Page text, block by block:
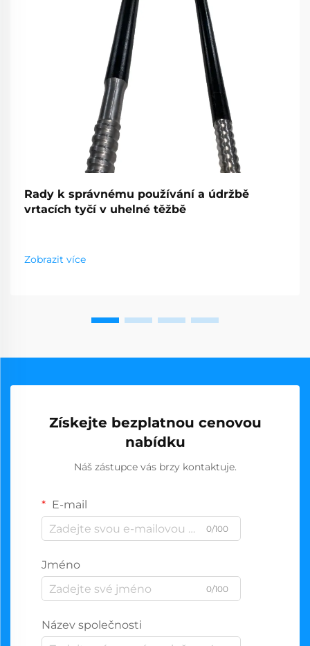
Rady k správnému používání a údržbě
vrtacích tyčí v uhelné těžbě
Zobrazit více
Získejte bezplatnou cenovou
nabídku
Náš zástupce vás brzy kontaktuje.
E-mail
0/100
Jméno
0/100
Název společnosti